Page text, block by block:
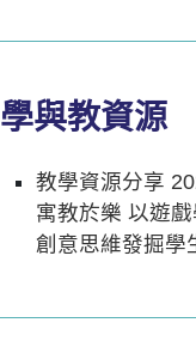
學與教資源
教學資源分享
寓教於樂 以遊
創意思維發掘學